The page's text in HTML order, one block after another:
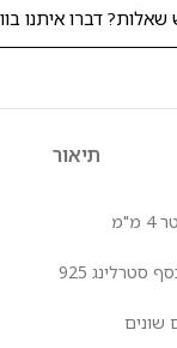
שאלות? דברו איתנו
תיאור
סטרלינג 925
שונים